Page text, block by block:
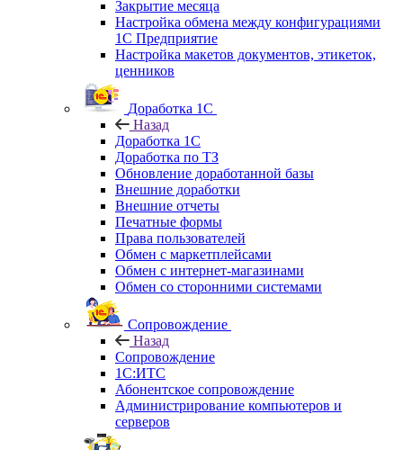
Закрытие месяца
Настройка обмена между конфигурациями
1С Предприятие
Настройка макетов документов, этикеток,
ценников
Доработка 1С
Назад
Доработка 1С
Доработка по ТЗ
Обновление доработанной базы
Внешние доработки
Внешние отчеты
Печатные формы
Права пользователей
Обмен с маркетплейсами
Обмен с интернет-магазинами
Обмен со сторонними системами
Сопровождение
Назад
Сопровождение
1C:ИТС
Абонентское сопровождение
Администрирование компьютеров и
серверов